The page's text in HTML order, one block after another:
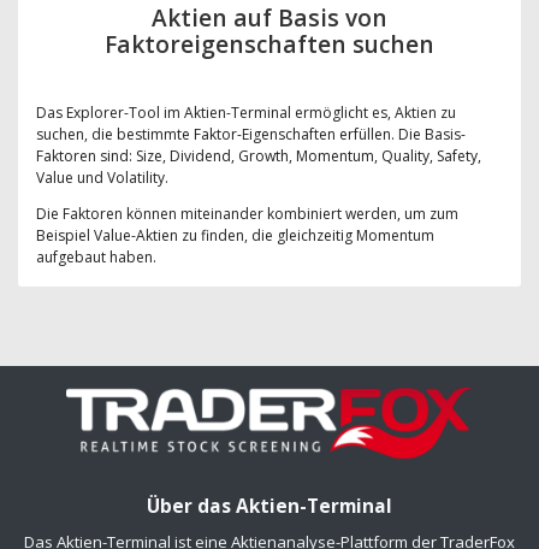
Aktien auf Basis von
Faktoreigenschaften suchen
Das Explorer-Tool im Aktien-Terminal ermöglicht es, Aktien zu
suchen, die bestimmte Faktor-Eigenschaften erfüllen. Die Basis-
Faktoren sind: Size, Dividend, Growth, Momentum, Quality, Safety,
Value und Volatility.
Die Faktoren können miteinander kombiniert werden, um zum
Beispiel Value-Aktien zu finden, die gleichzeitig Momentum
aufgebaut haben.
Über das Aktien-Terminal
Das Aktien-Terminal ist eine Aktienanalyse-Plattform der TraderFox